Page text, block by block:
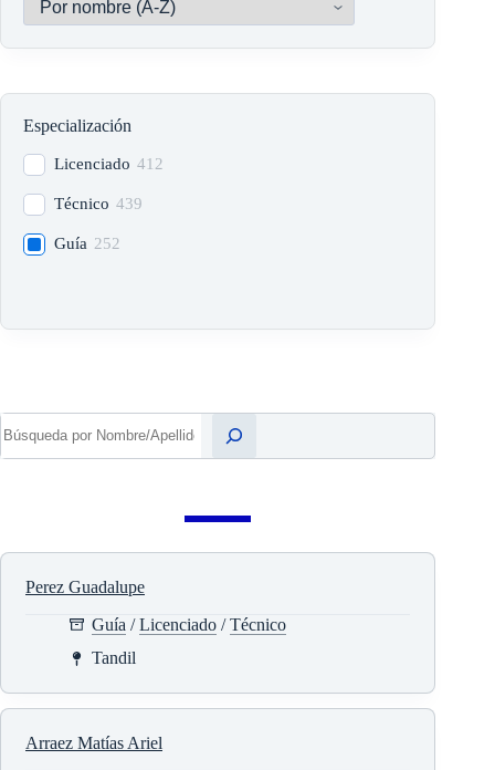
Perez Guadalupe
Guía /Licenciado /Técnico
Tandil
Arraez Matías Ariel
Especialización
Licenciado 412
Técnico 439
Guía 252